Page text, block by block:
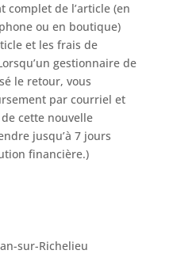
complet de l’article (en
ou en boutique)
et les frais de
gestionnaire de
le retour, vous
par courriel et
cette nouvelle
jusqu’à 7 jours
financière.)
sur-Richelieu